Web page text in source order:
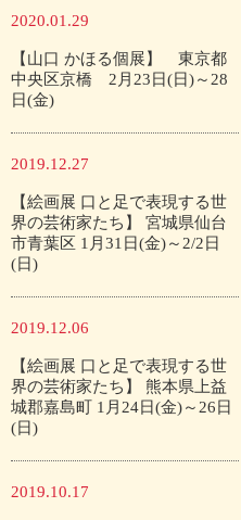
2020.01.29
【山口 かほる個展】 東京都
中央区京橋 2月23日(日)～28
日(金)
2019.12.27
【絵画展 口と足で表現する世
界の芸術家たち】 宮城県仙台
市青葉区 1月31日(金)～2/2日
(日)
2019.12.06
【絵画展 口と足で表現する世
界の芸術家たち】 熊本県上益
城郡嘉島町 1月24日(金)～26日
(日)
2019.10.17